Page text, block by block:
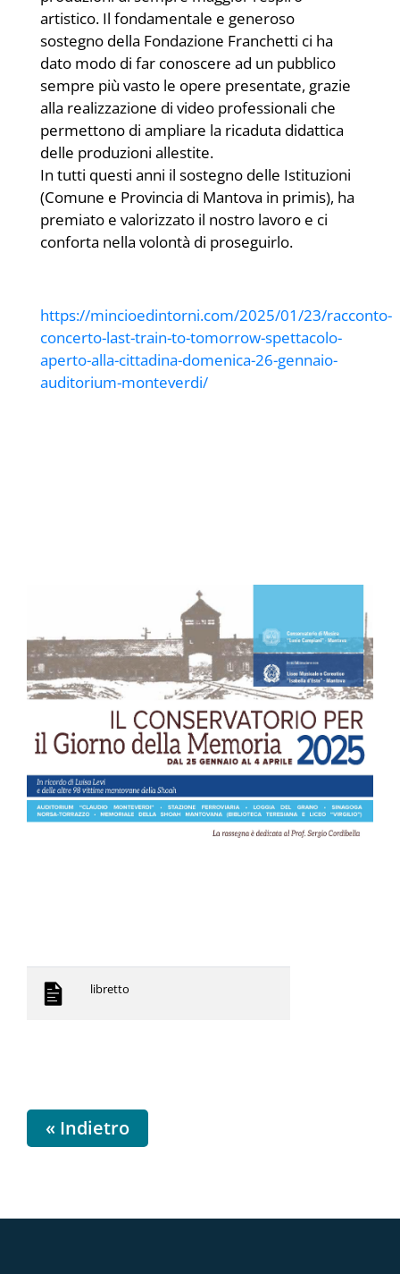
artistico. Il fondamentale e generoso
sostegno della Fondazione Franchetti ci ha
dato modo di far conoscere ad un pubblico
sempre più vasto le opere presentate, grazie
alla realizzazione di video professionali che
permettono di ampliare la ricaduta didattica
delle produzioni allestite.
In tutti questi anni il sostegno delle Istituzioni
(Comune e Provincia di Mantova in primis), ha
premiato e valorizzato il nostro lavoro e ci
conforta nella volontà di proseguirlo.
https://mincioedintorni.com/2025/01/23/racconto-
concerto-last-train-to-tomorrow-spettacolo-
aperto-alla-cittadina-domenica-26-gennaio-
auditorium-monteverdi/
libretto
« Indietro